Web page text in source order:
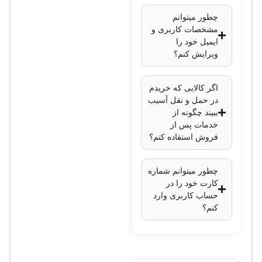
دید در شب
قرمز با قابلیت دید
تا 100 متر
فناوری WDR: 120
دسی‌بل
فناوری‌های تصویری
3D-DNR (کاهش
نویز دیجیتال)، BLC
(جبران نور
نوع اتصال
(آنالوگ HD-TVI)
استاندارد محافظت
چطور میتوانم
مشخصات کاربری و
ایمیل خود را
ویرایش کنم؟
اگر کالایی که خریدم
در حمل و نقل آسیب
ببیند چگونه از
خدمات پس از
فروش استفاده کنم؟
چطور میتوانم شماره
کارت خود را در
حساب کاربری وارد
کنم؟